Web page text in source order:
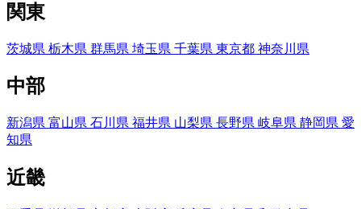
関東
茨城県 栃木県 群馬県 埼玉県 千葉県 東京都 神奈川県
中部
新潟県 富山県 石川県 福井県 山梨県 長野県 岐阜県 静岡県 愛
知県
近畿